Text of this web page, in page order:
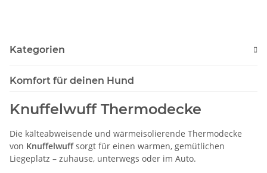
Kategorien
Komfort für deinen Hund
Knuffelwuff Thermodecke
Die kälteabweisende und wärmeisolierende Thermodecke
von Knuffelwuffsorgt für einen warmen, gemütlichen
Liegeplatz – zuhause, unterwegs oder im Auto.